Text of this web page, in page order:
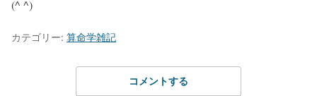
(^ ^)
カテゴリー: 算命学雑記
コメントする